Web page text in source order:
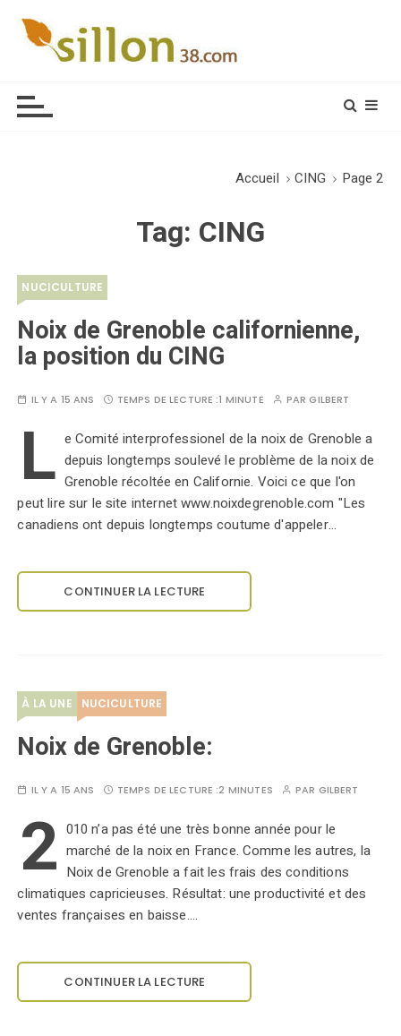
Accueil CING Page 2
Tag: CING
NUCICULTURE
Noix de Grenoble californienne,
la position du CING
IL Y A 15 ANS TEMPS DE LECTURE :1 MINUTE PARGILBERT
L e Comité interprofessionel de la noix de Grenoble a
depuis longtemps soulevé le problème de la noix de
Grenoble récoltée en Californie. Voici ce que l'on
peut lire sur le site internet www.noixdegrenoble.com "Les
canadiens ont depuis longtemps coutume d'appeler…
CONTINUER LA LECTURE
À LA UNE NUCICULTURE
Noix de Grenoble:
IL Y A 15 ANS TEMPS DE LECTURE :2 MINUTES PAR GILBERT
2 010 n’a pas été une très bonne année pour le
marché de la noix en France. Comme les autres, la
Noix de Grenoble a fait les frais des conditions
climatiques capricieuses. Résultat: une productivité et des
ventes françaises en baisse.…
CONTINUER LA LECTURE